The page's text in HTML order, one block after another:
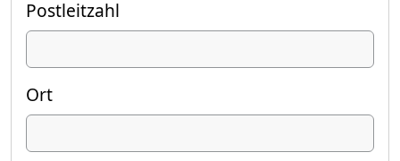
Postleitzahl
Ort